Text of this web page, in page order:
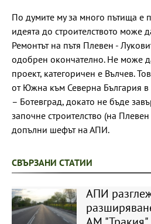
По думите му за много пътища е
идеята до строителството може
Ремонтът на пътя Плевен -
одобрен окончателно. Не може
проект, категоричен е Вълчев.
от Южна към Северна България
– Ботевград, докато не бъде
започне строителство (на
допълни шефът на АПИ.
СВЪРЗАНИ СТАТИИ
АПИ